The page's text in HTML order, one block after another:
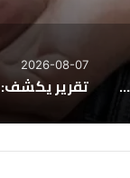
2026-08-07